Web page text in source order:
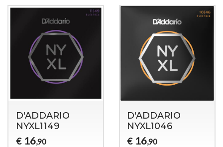
D'ADDARIO
NYXL1149
€ 16,90
D'ADDARIO
NYXL1046
€ 16,90